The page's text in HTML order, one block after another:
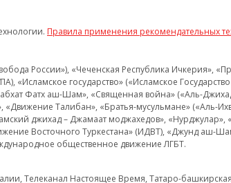
Правила применения рекомендательных
России»), «Чеченская Республика Ичкерия»,
«Исламское государство» («Исламское
Фатх аш-Шам», «Священная война» («Аль-
Талибан», «Братья-мусульмане» («Аль-
джихад – Джамаат моджахедов»,
Восточного Туркестана» (ИДВТ), «Джунд аш-
общественное движение ЛГБТ.
Телеканал Настоящее Время, Татаро-